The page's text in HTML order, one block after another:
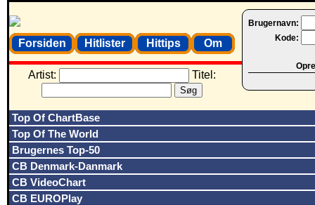
Brugernavn:
Kode:
Forsiden Hitlister Hittips Om
Artist: Titel:
Top Of ChartBase
Top Of The World
Brugernes Top-50
CB Denmark-Danmark
CB VideoChart
CB EUROPlay